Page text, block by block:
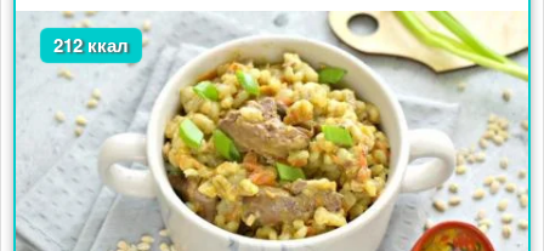
212 ккал